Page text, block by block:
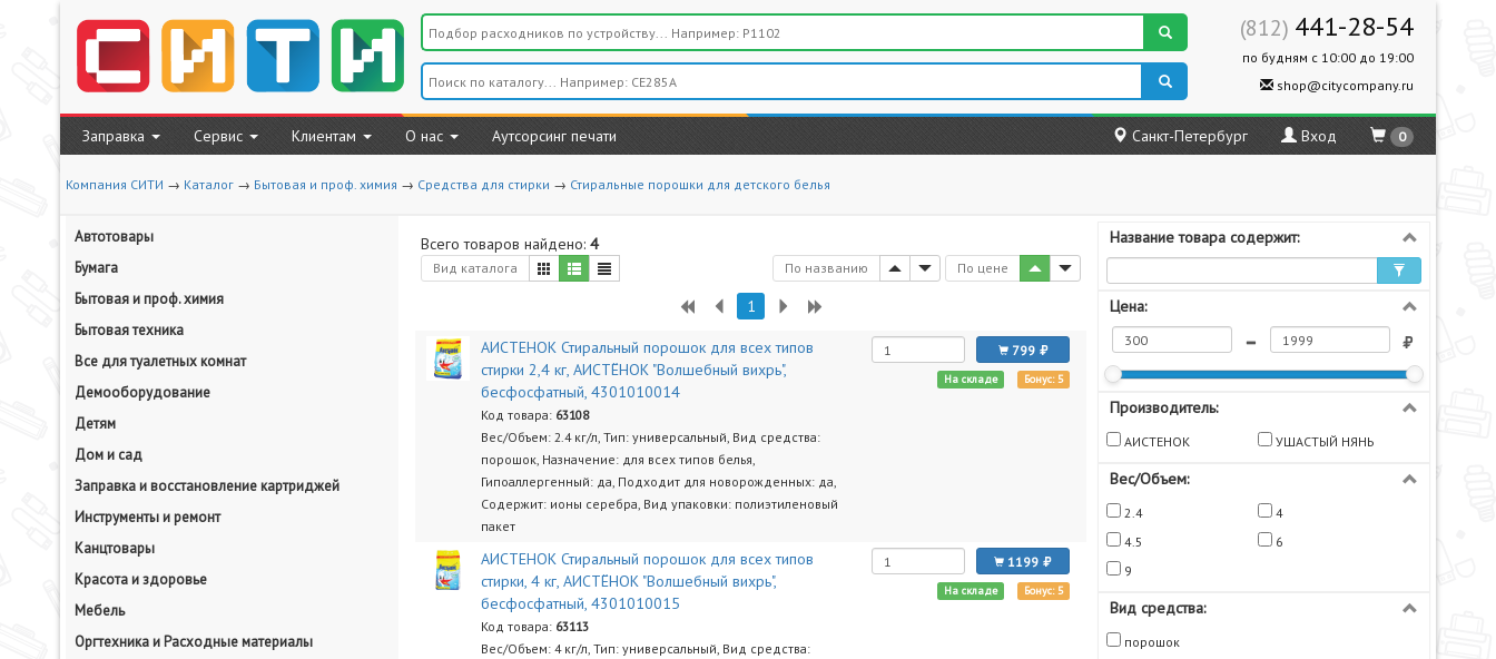
(812) 441-28-54
по будням с 10:00 до 19:00
shop@citycompany.ru
Заправка Сервис Клиентам О нас Аутсорсинг печати Санкт-Петербург Вход 0
Компания СИТИ → Каталог → Бытовая и проф. химия → Средства для стирки → Стиральные порошки для детского белья
Автотовары
Бумага
Бытовая и проф. химия
Бытовая техника
Все для туалетных комнат
Демооборудование
Детям
Дом и сад
Заправка и восстановление картриджей
Инструменты и ремонт
Канцтовары
Красота и здоровье
Мебель
Оргтехника и Расходные материалы
Название товара содержит:
Цена:
Производитель:
АИСТЕНОК УШАСТЫЙ НЯНЬ
Вес/Объем:
2.4
4
4.5
6
9
Вид средства:
порошок
Всего товаров найдено: 4
Вид каталога По названию По цене
1
АИСТЕНОК Стиральный порошок для всех типов
стирки 2,4 кг, АИСТЁНОК "Волшебный вихрь",
бесфосфатный, 4301010014
Код товара: 63108
Вес/Объем: 2.4 кг/л, Тип: универсальный, Вид средства:
порошок, Назначение: для всех типов белья,
Гипоаллергенный: да, Подходит для новорожденных: да,
Содержит: ионы серебра, Вид упаковки: полиэтиленовый
пакет
799
На складе Бонус: 5
АИСТЕНОК Стиральный порошок для всех типов
стирки, 4 кг, АИСТЁНОК "Волшебный вихрь",
бесфосфатный, 4301010015
Код товара: 63113
Вес/Объем: 4 кг/л, Тип: универсальный, Вид средства:
1199
На складе Бонус: 5